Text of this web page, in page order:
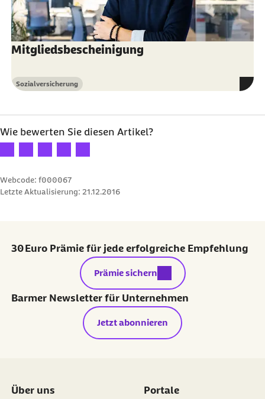
Mitgliedsbescheinigung
Kategorie
Sozialversicherung
Wie bewerten Sie diesen Artikel?
Ihre Bewertung: 1 Stern
Ihre Bewertung: 2 Sterne
Ihre Bewertung: 3 Sterne
Ihre Bewertung: 4 Sterne
Ihre Bewertung: 5 Sterne
Webcode: f000067
Letzte Aktualisierung: 21.12.2016
30 Euro Prämie für jede erfolgreiche Empfehlung
externer Link:
Prämie sichern
Barmer Newsletter für Unternehmen
Jetzt abonnieren
Über uns Portale